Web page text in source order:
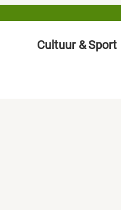
Cultuur & Sport